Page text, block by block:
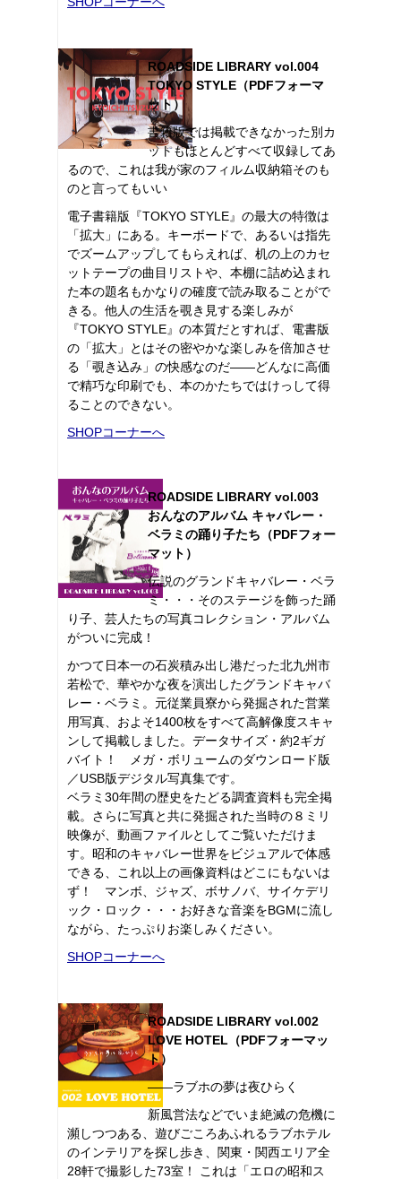
ROADSIDE LIBRARY vol.004
TOKYO STYLE（PDFフォーマ
ット）
書籍版では掲載できなかった別カ
ットもほとんどすべて収録してあ
るので、これは我が家のフィルム収納箱そのも
のと言ってもいい
電子書籍版『TOKYO STYLE』の最大の特徴は
「拡大」にある。キーボードで、あるいは指先
でズームアップしてもらえれば、机の上のカセ
ットテープの曲目リストや、本棚に詰め込まれ
た本の題名もかなりの確度で読み取ることがで
きる。他人の生活を覗き見する楽しみが
『TOKYO STYLE』の本質だとすれば、電書版
の「拡大」とはその密やかな楽しみを倍加させ
る「覗き込み」の快感なのだ――どんなに高価
で精巧な印刷でも、本のかたちではけっして得
ることのできない。
SHOPコーナーへ
ROADSIDE LIBRARY vol.003
おんなのアルバム キャバレー・
ベラミの踊り子たち（PDFフォー
マット）
伝説のグランドキャバレー・ベラ
ミ・・・そのステージを飾った踊
り子、芸人たちの写真コレクション・アルバム
がついに完成！
かつて日本一の石炭積み出し港だった北九州市
若松で、華やかな夜を演出したグランドキャバ
レー・ベラミ。元従業員寮から発掘された営業
用写真、およそ1400枚をすべて高解像度スキャ
ンして掲載しました。データサイズ・約2ギガ
バイト！ メガ・ボリュームのダウンロード版
／USB版デジタル写真集です。
ベラミ30年間の歴史をたどる調査資料も完全掲
載。さらに写真と共に発掘された当時の８ミリ
映像が、動画ファイルとしてご覧いただけま
す。昭和のキャバレー世界をビジュアルで体感
できる、これ以上の画像資料はどこにもないは
ず！ マンボ、ジャズ、ボサノバ、サイケデリ
ック・ロック・・・お好きな音楽をBGMに流し
ながら、たっぷりお楽しみください。
SHOPコーナーへ
ROADSIDE LIBRARY vol.002
LOVE HOTEL（PDFフォーマッ
ト）
――ラブホの夢は夜ひらく
新風営法などでいま絶滅の危機に
瀕しつつある、遊びごころあふれるラブホテル
のインテリアを探し歩き、関東・関西エリア全
28軒で撮影した73室！ これは「エロの昭和ス